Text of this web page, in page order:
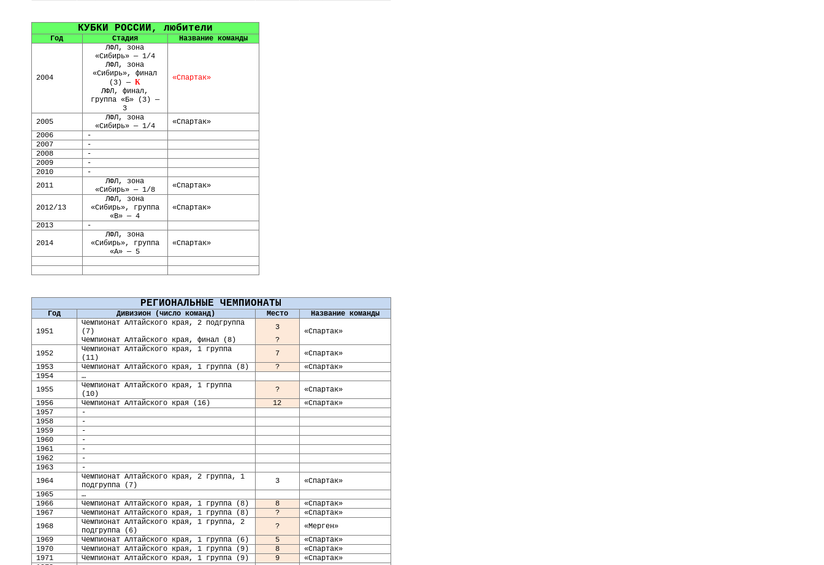
КУБКИ РОССИИ, любители
Год Стадия Название команды
2004
ЛФЛ, зона
«Сибирь» — 1/4
«Спартак»
ЛФЛ, зона
«Сибирь», финал
(3) —К
ЛФЛ, финал,
группа «Б» (3) —
3
2005
ЛФЛ, зона
«Сибирь» — 1/4
«Спартак»
2006
-
2007
-
2008
-
2009
-
2010
-
2011
ЛФЛ, зона
«Сибирь» — 1/8 «Спартак»
2012/13
ЛФЛ, зона
«Сибирь», группа
«В» — 4
«Спартак»
2013 -
2014
ЛФЛ, зона
«Сибирь», группа
«А» — 5
«Спартак»
РЕГИОНАЛЬНЫЕ ЧЕМПИОНАТЫ
Год Дивизион (число команд) Место Название команды
1951
Чемпионат Алтайского края, 2 подгруппа
(7)
3
«Спартак»
Чемпионат Алтайского края, финал (8)
?
1952
Чемпионат Алтайского края, 1 группа
(11)
7
«Спартак»
1953
Чемпионат Алтайского края, 1 группа (8) ?
«Спартак»
1954
…
1955
Чемпионат Алтайского края, 1 группа
(10)
?
«Спартак»
1956
Чемпионат Алтайского края (16) 12
«Спартак»
1957
-
1958
-
1959
-
1960
-
1961
-
1962
-
1963
-
1964
Чемпионат Алтайского края, 2 группа, 1
подгруппа (7)
3
«Спартак»
1965
…
1966 Чемпионат Алтайского края, 1 группа (8) 8
«Спартак»
1967 Чемпионат Алтайского края, 1 группа (8) ?
«Спартак»
1968
Чемпионат Алтайского края, 1 группа, 2
подгруппа (6)
?
«Мерген»
1969 Чемпионат Алтайского края, 1 группа (6) 5
«Спартак»
1970 Чемпионат Алтайского края, 1 группа (9) 8
«Спартак»
1971 Чемпионат Алтайского края, 1 группа (9) 9
«Спартак»